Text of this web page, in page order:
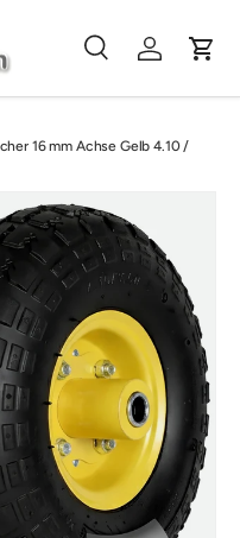
SucheEinloggen
16 mm Achse Gelb 4.10 /